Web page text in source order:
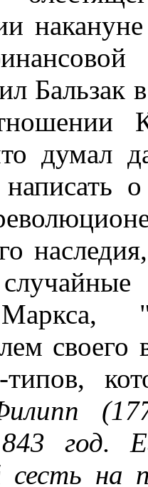
Бальзак
думал
типов,
год.
сесть на